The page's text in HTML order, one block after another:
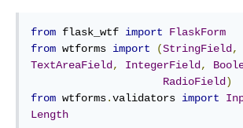
from flask_wtf import
FlaskForm
from wtforms import (StringField,
TextAreaField, IntegerField,
RadioField)
from wtforms.validators import
Length